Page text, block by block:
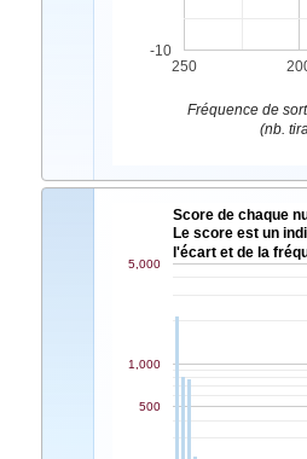
250
-10
Fréquence de
(nb.
Le score est un
l'écart et de la
500
1,000
5,000